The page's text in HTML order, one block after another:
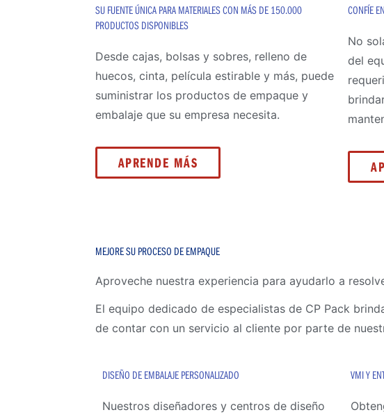
SU FUENTE ÚNICA PARA MATERIALES CON MÁS DE 150.000
PRODUCTOS DISPONIBLES
Desde cajas, bolsas y sobres, relleno de
huecos, cinta, película estirable y más, puede
suministrar los productos de empaque y
embalaje que su empresa necesita.
APRENDE MÁS
CONFÍE
No
del
MEJORE SU PROCESO DE EMPAQUE
Aproveche nuestra experiencia para ayudarlo a
El equipo dedicado de especialistas de CP Pack
de contar con un servicio al cliente por parte de
DISEÑO DE EMBALAJE PERSONALIZADO
Nuestros diseñadores y centros de diseño
VMI Y